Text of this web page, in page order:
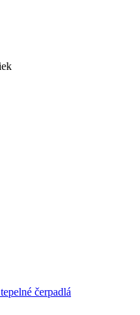
čerpadlá